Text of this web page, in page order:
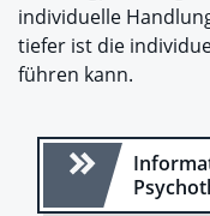
individuelle
tiefer ist die
führen kann.